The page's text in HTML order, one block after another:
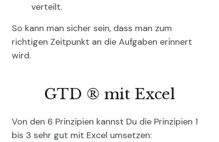
verteilt.
So kann man sicher sein, dass man zum
richtigen Zeitpunkt an die Aufgaben erinnert
wird.
GTD ® mit Excel
Von den 6 Prinzipien kannst Du die Prinzipien 1
bis 3 sehr gut mit Excel umsetzen: